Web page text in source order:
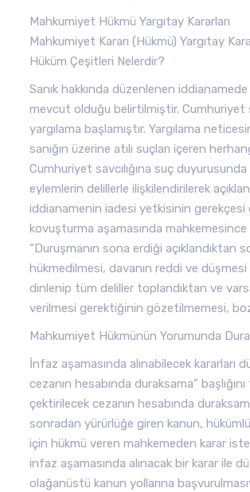
Mahkumiyet Hükmü Yargıtay Kararları
Mahkumiyet Kararı (Hükmü) Yargıtay
Hüküm Çeşitleri Nelerdir?
Sanık hakkında düzenlenen
mevcut olduğu belirtilmiştir. Cumhuriyet
yargılama başlamıştır. Yargılama
sanığın üzerine atılı suçları içeren
Cumhuriyet savcılığına suç
eylemlerin delillerle ilişkilendirilerek
iddianamenin iadesi yetkisinin
kovuşturma aşamasında
“Duruşmanın sona erdiği
hükmedilmesi, davanın reddi ve
dinlenip tüm deliller toplandıktan ve
verilmesi gerektiğinin gözetilmemesi,
Mahkumiyet Hükmünün Yorumunda
İnfaz aşamasında alınabilecek kararları
cezanın hesabında duraksama”
çektirilecek cezanın hesabında
sonradan yürürlüğe giren kanun,
için hükmü veren mahkemeden karar
infaz aşamasında alınacak bir karar ile
olağanüstü kanun yollarına